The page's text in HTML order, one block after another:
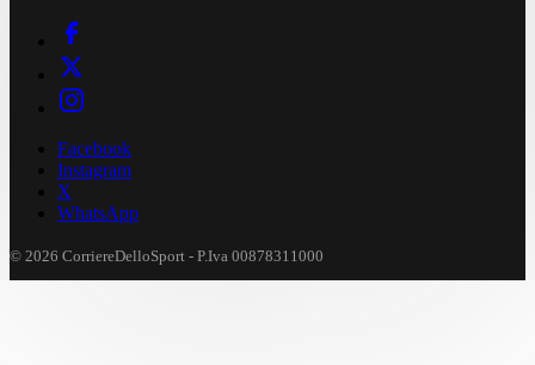
Facebook
Instagram
X
WhatsApp
© 2026 CorriereDelloSport - P.Iva 00878311000